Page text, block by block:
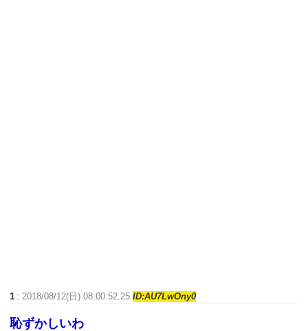
1 : 2018/08/12(日) 08:00:52.25ID:AU7LwOny0
恥ずかしいわ